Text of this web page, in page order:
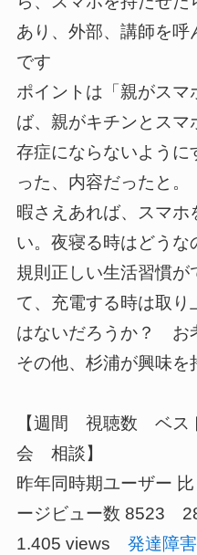
あり、外部、講師を呼
です
ポイントは「親がス
ば、親がキチンとスマ
存症にならないように
った、内容だったと。
暇さえあれば、スマホ
い。夜寝る時はどうな
規則正しい生活習慣が
て、充電する時は取
はないだろうか？ お
その他、杉浦が興味を
【週間 視聴数 ベス
会 相談】
昨年同時期ユーザ
ージビュー数 8523
1.405 views 発達障